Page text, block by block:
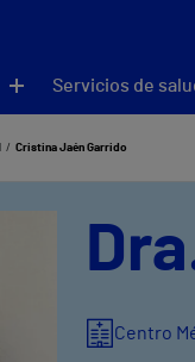
Servicios de
Cristina Jaén Garrido
Centro